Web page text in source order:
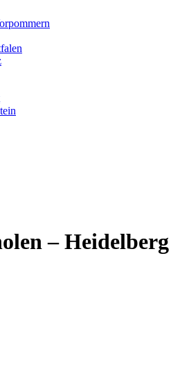
– Heidelberg